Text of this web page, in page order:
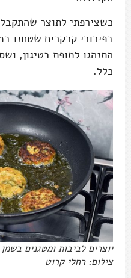
כשצירפתי לתוצר
בפירורי קרקרים שטחנו
התנהגו למופת בטיגון,
כלל.
יוצרים לביבות ומטגנים
צילום: רחלי קרוט